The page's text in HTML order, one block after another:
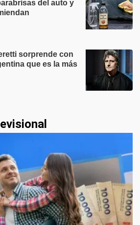
del auto y
sorprende con
que es la más